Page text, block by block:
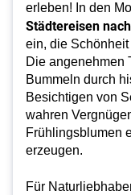
erleben! In den
Städtereisen
ein, die
Die angenehmen
Bummeln durch
Besichtigen von
wahren
Frühlingsblumen
erzeugen.
Für